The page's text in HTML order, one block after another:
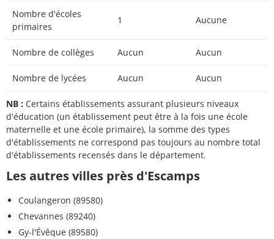
Nombre d'écoles
primaires
1 Aucune
Nombre de collèges Aucun Aucun
Nombre de lycées Aucun Aucun
NB : Certains établissements assurant plusieurs niveaux
d'éducation (un établissement peut être à la fois une école
maternelle et une école primaire), la somme des types
d'établissements ne correspond pas toujours au nombre total
d'établissements recensés dans le département.
Les autres villes près d'Escamps
Coulangeron (89580)
Chevannes (89240)
Gy-l'Évêque (89580)